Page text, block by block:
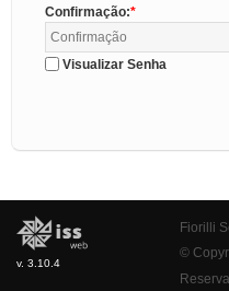
Confirmação:
Visualizar Senha
v. 3.10.4
Fiorilli
©